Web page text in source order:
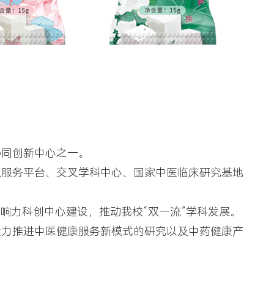
创新中心之一。
务平台、交叉学科中心、国家中医临床研究基地
科创中心建设，推动我校“双一流”学科发展。
推进中医健康服务新模式的研究以及中药健康产